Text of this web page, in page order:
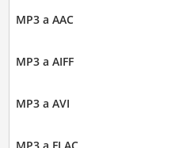
MP3 a AAC
MP3 a AIFF
MP3 a AVI